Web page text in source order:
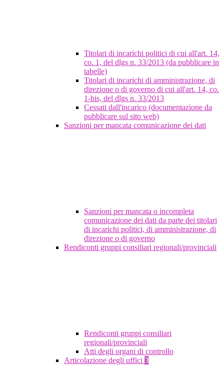
Titolari di incarichi politici di cui all'art. 14,
co. 1, del dlgs n. 33/2013 (da pubblicare in
tabelle)
Titolari di incarichi di amministrazione, di
direzione o di governo di cui all'art. 14, co.
1-bis, del dlgs n. 33/2013
Cessati dall'incarico (documentazione da
pubblicare sul sito web)
Sanzioni per mancata comunicazione dei dati
Sanzioni per mancata o incompleta
comunicazione dei dati da parte dei titolari
di incarichi politici, di amministrazione, di
direzione o di governo
Rendiconti gruppi consiliari regionali/provinciali
Rendiconti gruppi consiliari
regionali/provinciali
Atti degli organi di controllo
Articolazione degli uffici 3